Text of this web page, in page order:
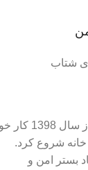
شتاب
فروشگاه اینترنتی لایموند از سال
شروع کرد.
بستر امن و